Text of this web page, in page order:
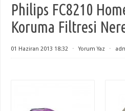
Philips FC8210
Koruma Filtresi
01 Haziran 2013 18:32 ⋅ Yorum Yaz ⋅